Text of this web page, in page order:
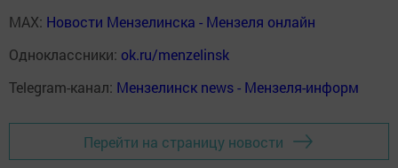
MAX: Новости Мензелинска - Мензеля онлайн
Одноклассники: ok.ru/menzelinsk
Telegram-канал: Мензелинск news - Мензеля-информ
Перейти на страницу новости